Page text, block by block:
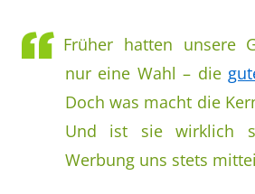
Früher hatten unsere
nur eine Wahl – die
Doch was macht die
Und ist sie wirklich
Werbung uns stets